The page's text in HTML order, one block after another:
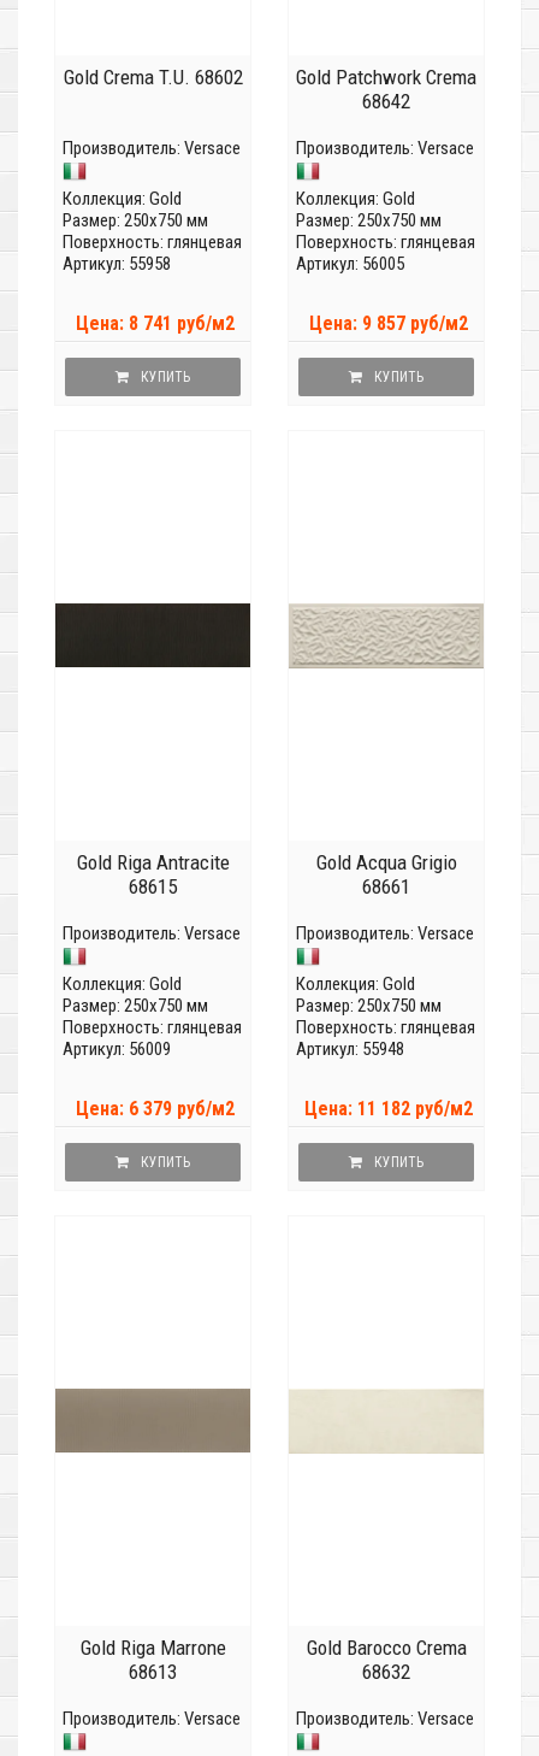
Gold Crema T.U. 68602
Производитель: Versace
Коллекция: Gold
Размер: 250x750 мм
Поверхность: глянцевая
Артикул: 55958
Цена: 8 741 руб/м2
КУПИТЬ
Gold Patchwork Crema
68642
Производитель: Versace
Коллекция: Gold
Размер: 250x750 мм
Поверхность: глянцевая
Артикул: 56005
Цена: 9 857 руб/м2
КУПИТЬ
Gold Riga Antracite
68615
Производитель: Versace
Коллекция: Gold
Размер: 250x750 мм
Поверхность: глянцевая
Артикул: 56009
Цена: 6 379 руб/м2
КУПИТЬ
Gold Acqua Grigio
68661
Производитель: Versace
Коллекция: Gold
Размер: 250x750 мм
Поверхность: глянцевая
Артикул: 55948
Цена: 11 182 руб/м2
КУПИТЬ
Gold Riga Marrone
68613
Производитель: Versace
Gold Barocco Crema
68632
Производитель: Versace